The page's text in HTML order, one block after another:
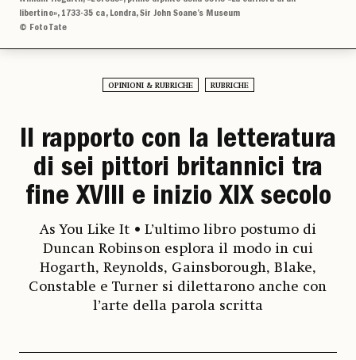
libertino», 1733-35 ca, Londra, Sir John Soane’s Museum
© Foto Tate
OPINIONI & RUBRICHE RUBRICHE
Il rapporto con la letteratura
di sei pittori britannici tra
fine XVIII e inizio XIX secolo
As You Like It • L’ultimo libro postumo di
Duncan Robinson esplora il modo in cui
Hogarth, Reynolds, Gainsborough, Blake,
Constable e Turner si dilettarono anche con
l’arte della parola scritta